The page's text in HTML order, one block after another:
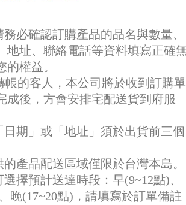
務必確認訂購產品的品名與數量、
地址、聯絡電話等資料填寫正確
的權益。
帳的客人，本公司將於收到訂購單
成後，方會安排宅配送貨到府服
日期」或「地址」須於出貨前三個
產品配送區域僅限於台灣本島。
擇預計送達時段：早(9~12點)、
晚(17~20點)，請填寫於訂單備註